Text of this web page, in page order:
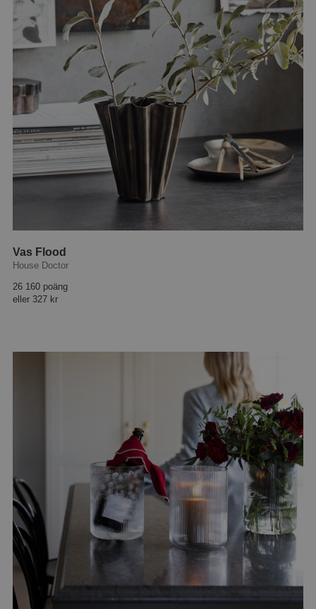
Vas Flood
House Doctor
26 160 poäng
eller 327 kr